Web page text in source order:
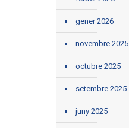
gener 2026
novembre 2025
octubre 2025
setembre 2025
juny 2025